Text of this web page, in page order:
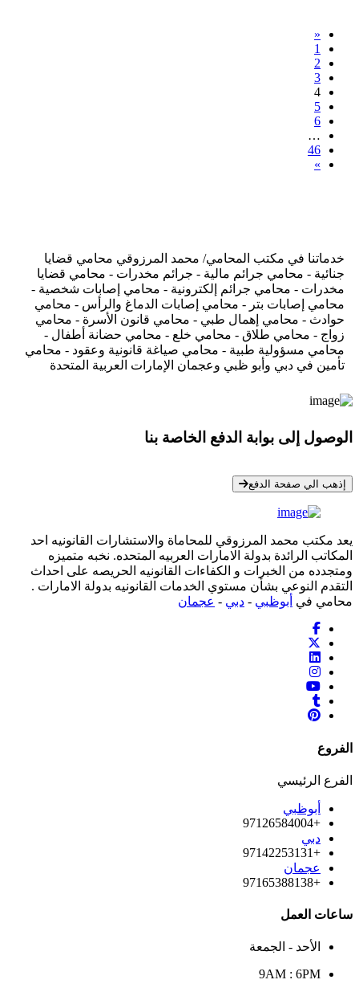
«
1
2
3
4
5
6
…
46
»
خدماتنا في مكتب المحامي/ محمد المرزوقي محامي قضايا
جنائية - محامي جرائم مالية - جرائم مخدرات - محامي قضايا
مخدرات - محامي جرائم إلكترونية - محامي إصابات شخصية -
محامي إصابات بتر - محامي إصابات الدماغ والرأس - محامي
حوادث - محامي إهمال طبي - محامي قانون الأسرة - محامي
زواج - محامي طلاق - محامي خلع - محامي حضانة أطفال -
محامي مسؤولية طبية - محامي صياغة قانونية وعقود - محامي
تأمين في دبي وأبو ظبي وعجمان الإمارات العربية المتحدة
الوصول إلى بوابة الدفع الخاصة بنا
إذهب الي صفحة الدفع
يعد مكتب محمد المرزوقي للمحاماة والاستشارات القانونيه احد
المكاتب الرائدة بدولة الامارات العربيه المتحده. نخبه متميزه
ومتجدده من الخبرات و الكفاءات القانونيه الحريصه على احداث
التقدم النوعي بشأن مستوي الخدمات القانونيه بدولة الامارات .
محامي في أبوظبي - دبي - عجمان
الفروع
الفرع الرئيسي
أبوظبي
+97126584004
دبي
+97142253131
عجمان
+97165388138
ساعات العمل
الأحد - الجمعة
9AM : 6PM